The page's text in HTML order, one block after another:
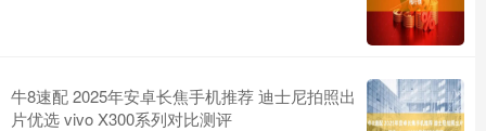
牛8速配 2025年安卓长焦手机推荐 迪士尼拍照出
片优选 vivo X300系列对比测评